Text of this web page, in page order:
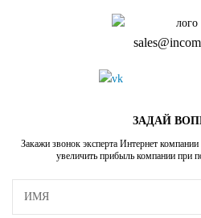
ЗАДАЙ
Закажи звонок эксперта Интернет
увеличить прибыль компании при